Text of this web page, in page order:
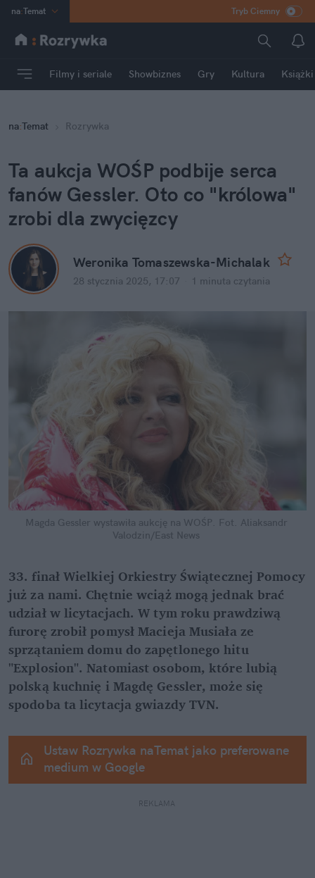
na:Temat
INN Poland
mama
Rozrywka
Tryb Ciemny
Filmy i seriale Showbiznes Gry Kultura Książki
na:Temat Rozrywka
Ta aukcja WOŚP podbije serca
fanów Gessler. Oto co "królowa"
zrobi dla zwycięzcy
Weronika Tomaszewska-Michalak
28 stycznia 2025, 17:07 1 minuta czytania
Magda Gessler wystawiła aukcję na WOŚP.
Fot. Aliaksandr
Valodzin/East News
33. finał Wielkiej Orkiestry Świątecznej Pomocy
już za nami. Chętnie wciąż mogą jednak brać
udział w licytacjach. W tym roku prawdziwą
furorę zrobił pomysł Macieja Musiała ze
sprzątaniem domu do zapętlonego hitu
"Explosion". Natomiast osobom, które lubią
polską kuchnię i Magdę Gessler, może się
spodoba ta licytacja gwiazdy TVN.
Ustaw Rozrywka naTemat jako preferowane
medium w Google
REKLAMA